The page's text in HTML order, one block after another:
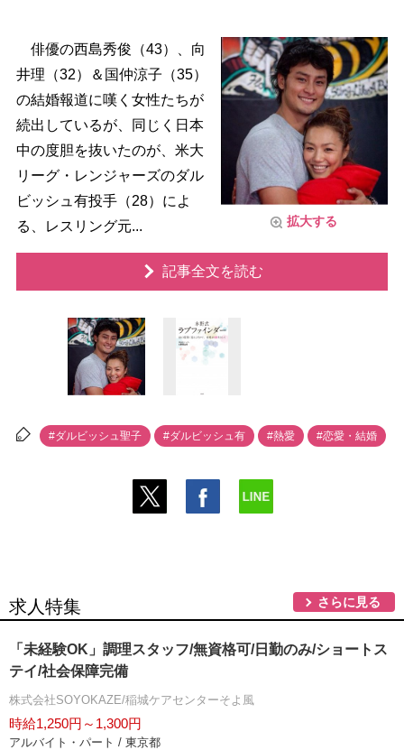
拡大する
俳優の西島秀俊（43）、向
井理（32）＆国仲涼子（35）
の結婚報道に嘆く女性たちが
続出しているが、同じく日本
中の度胆を抜いたのが、米大
リーグ・レンジャーズのダル
ビッシュ有投手（28）によ
る、レスリング元...
記事全文を読む
#ダルビッシュ聖子 #ダルビッシュ有 #熱愛 #恋愛・結婚
求人特集 さらに見る
「未経験OK」調理スタッフ/無資格可/日勤のみ/ショートス
テイ/社会保障完備
株式会社SOYOKAZE/稲城ケアセンターそよ風
時給1,250円～1,300円
アルバイト・パート / 東京都